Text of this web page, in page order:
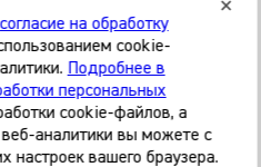
ГРУП»
на сайте, является
основанием для
согласие на обработку
cookie-
Подробнее в
персональных
cookie-файлов, а
аналитики вы можете с
вашего браузера.